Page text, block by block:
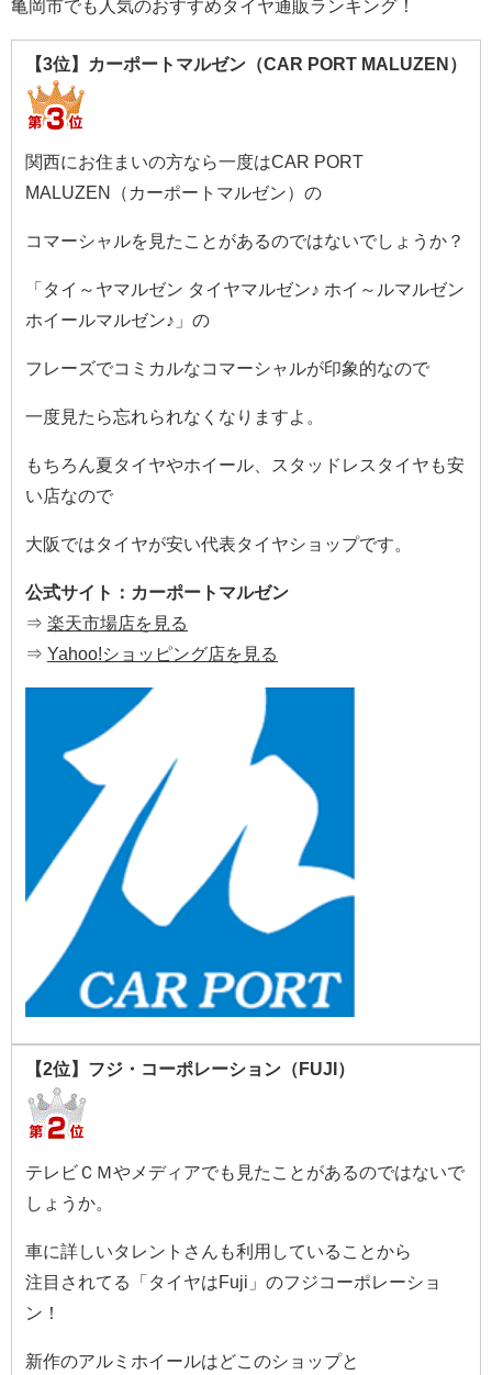
亀岡市でも人気のおすすめタイヤ通販ランキング！
【3位】カーポートマルゼン（CAR PORT MALUZEN）
関西にお住まいの方なら一度はCAR PORT
MALUZEN（カーポートマルゼン）の
コマーシャルを見たことがあるのではないでしょうか？
「タイ～ヤマルゼン タイヤマルゼン♪ ホイ～ルマルゼン
ホイールマルゼン♪」の
フレーズでコミカルなコマーシャルが印象的なので
一度見たら忘れられなくなりますよ。
もちろん夏タイヤやホイール、スタッドレスタイヤも安
い店なので
大阪ではタイヤが安い代表タイヤショップです。
公式サイト：カーポートマルゼン
⇒ 楽天市場店を見る
⇒ Yahoo!ショッピング店を見る
【2位】フジ・コーポレーション（FUJI）
テレビＣＭやメディアでも見たことがあるのではないで
しょうか。
車に詳しいタレントさんも利用していることから
注目されてる「タイヤはFuji」のフジコーポレーショ
ン！
新作のアルミホイールはどこのショップと